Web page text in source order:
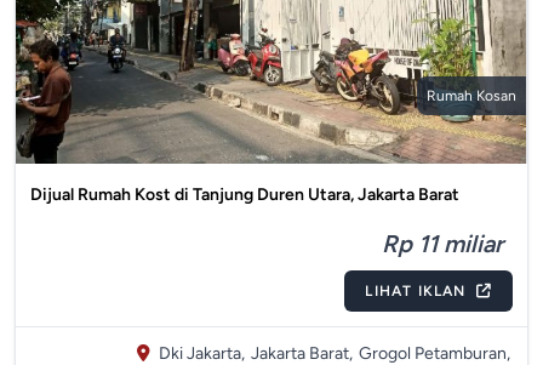
Rumah Kosan
Dijual Rumah Kost di Tanjung Duren Utara, Jakarta Barat
Rp 11 miliar
LIHAT IKLAN
Dki Jakarta, Jakarta Barat, Grogol Petamburan,